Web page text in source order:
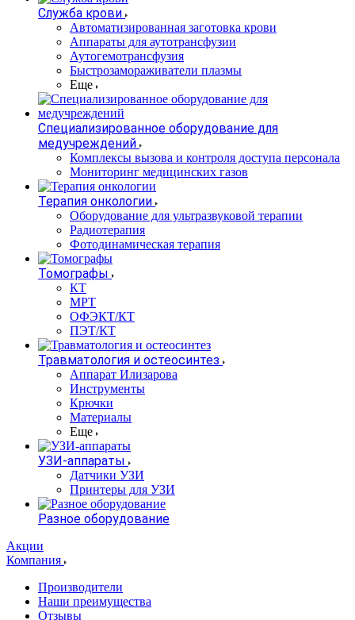
Служба крови
Автоматизированная заготовка крови
Аппараты для аутотрансфузии
Аутогемотрансфузия
Быстрозамораживатели плазмы
Еще
Специализированное оборудование для
медучреждений
Комплексы вызова и контроля доступа персонала
Мониторинг медицинских газов
Терапия онкологии
Оборудование для ультразвуковой терапии
Радиотерапия
Фотодинамическая терапия
Томографы
КТ
МРТ
ОФЭКТ/КТ
ПЭТ/КТ
Травматология и остеосинтез
Аппарат Илизарова
Инструменты
Крючки
Материалы
Еще
УЗИ-аппараты
Датчики УЗИ
Принтеры для УЗИ
Разное оборудование
Акции
Компания
Производители
Наши преимущества
Отзывы